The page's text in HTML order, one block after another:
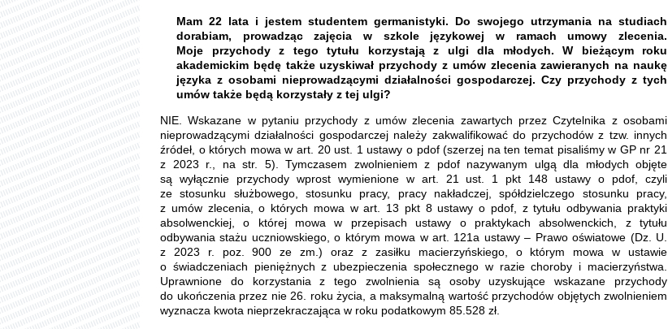
Mam 22 lata i jestem studentem germanistyki. Do swojego utrzymania na studiach
dorabiam, prowadząc zajęcia w szkole językowej w ramach umowy zlecenia.
Moje przychody z tego tytułu korzystają z ulgi dla młodych. W bieżącym roku
akademickim będę także uzyskiwał przychody z umów zlecenia zawieranych na naukę
języka z osobami nieprowadzącymi działalności gospodarczej. Czy przychody z tych
umów także będą korzystały z tej ulgi?
NIE. Wskazane w pytaniu przychody z umów zlecenia zawartych przez Czytelnika z osobami
nieprowadzącymi działalności gospodarczej należy zakwalifikować do przychodów z tzw. innych
źródeł, o których mowa w art. 20 ust. 1 ustawy o pdof (szerzej na ten temat pisaliśmy w GP nr 21
z 2023 r., na str. 5). Tymczasem zwolnieniem z pdof nazywanym ulgą dla młodych objęte
są wyłącznie przychody wprost wymienione w art. 21 ust. 1 pkt 148 ustawy o pdof, czyli
ze stosunku służbowego, stosunku pracy, pracy nakładczej, spółdzielczego stosunku pracy,
z umów zlecenia, o których mowa w art. 13 pkt 8 ustawy o pdof, z tytułu odbywania praktyki
absolwenckiej, o której mowa w przepisach ustawy o praktykach absolwenckich, z tytułu
odbywania stażu uczniowskiego, o którym mowa w art. 121a ustawy – Prawo oświatowe (Dz. U.
z 2023 r. poz. 900 ze zm.) oraz z zasiłku macierzyńskiego, o którym mowa w ustawie
o świadczeniach pieniężnych z ubezpieczenia społecznego w razie choroby i macierzyństwa.
Uprawnione do korzystania z tego zwolnienia są osoby uzyskujące wskazane przychody
do ukończenia przez nie 26. roku życia, a maksymalną wartość przychodów objętych zwolnieniem
wyznacza kwota nieprzekraczająca w roku podatkowym 85.528 zł.